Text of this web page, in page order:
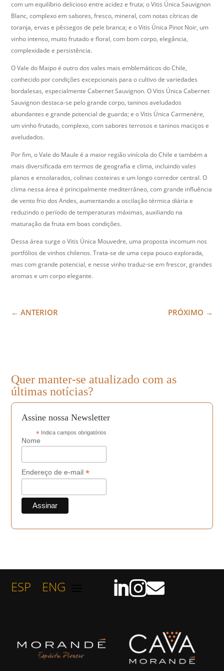
com um equilíbrio delicioso entre acidez e fruta; o Vitis Única Sauvignon
Blanc, complexo em sabores, fresco, mineral, com notas cítricas de
toranja, ervas e pêssegos de pele branca; e o Vitis Única Pinot Noir, um
vinho intenso, muito frutado e floral, com bom corpo, elegância,
complexidade e persistência.
O Vale do Maipo é outro dos vales mais emblemáticos do Chile,
conhecido por condições excepcionais para o cultivo de variedades
bordalesas, especialmente Cabernet Sauvignon. O Vitis Única Cabernet
Sauvignon destaca-se pelo grande corpo, taninos aveludados
abundantes e grande potencial de guarda; e o Vitis Única Carmenère,
um vinho frutado, complexo, com sabores terrosos e taninos maciços e
aveludados.
Por fim, o Vale do Maule é a maior região vinícola do Chile e também a
mais diversificada em termos de geografia e clima, incluindo vales
planos e ensolarados, colinas costeiras e um longo corredor central. O
clima nessa área é principalmente mediterrâneo, com grande influência
de vento frio dos Andes, aumentando a oscilação térmica diária e
reduzindo o período de temperaturas máximas, auxiliando na
maturação da fruta em boas condições.
Dessa área surge o Vitis Única Mouvedre, uma proposta incomum nos
portfólios de vinhos chilenos. Trata-se de uma cepa pouco explorada,
mas com grande potencial, e nesse vinho traduz-se em frescor, grandes
aromas e um corpo elegante.
←ANTERIOR PRÓXIMO →
Quer manter-se atualizado com as
últimas notícias?
Assine nossa Newsletter
* Indica campos obrigatórios
Nome
Endereço de e-mail*
ESP ENG 